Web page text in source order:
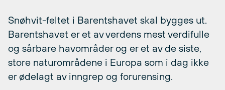
Snøhvit-feltet i Barentshavet skal bygges ut.
Barentshavet er et av verdens mest verdifulle
og sårbare havområder og er et av de siste,
store naturområdene i Europa som i dag ikke
er ødelagt av inngrep og forurensing.